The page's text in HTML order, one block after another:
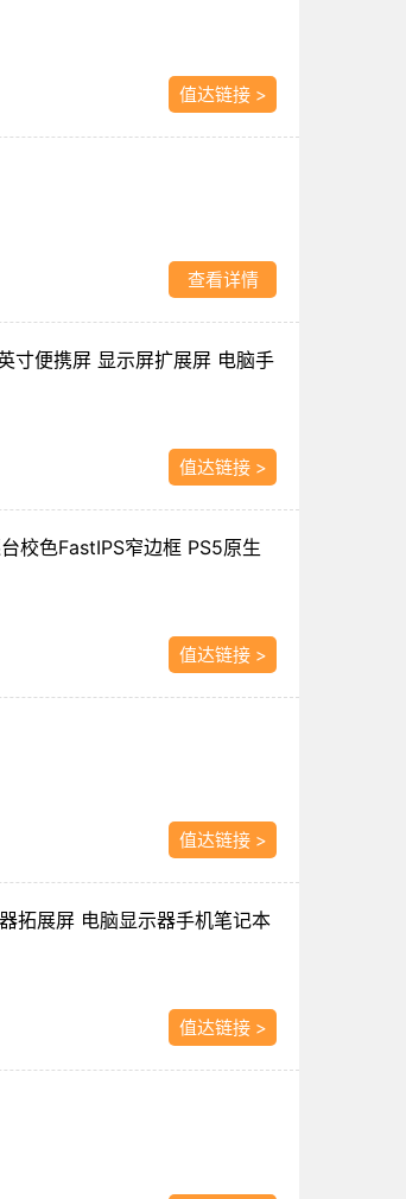
值达链接 >
查看详情
寸便携屏 显示屏扩展屏 电脑手
值达链接 >
校色FastIPS窄边框 PS5原生
值达链接 >
值达链接 >
拓展屏 电脑显示器手机笔记本
值达链接 >